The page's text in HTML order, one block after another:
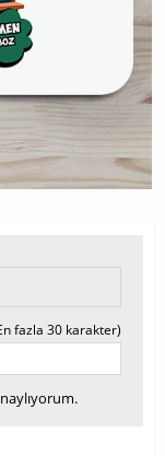
fazla 30 karakter)